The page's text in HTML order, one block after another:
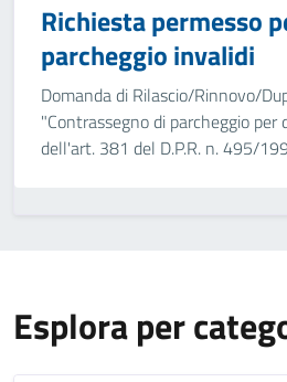
Richiesta permesso
parcheggio invalidi
Domanda di Rilascio/Rinnovo/
"Contrassegno di parcheggio per
dell'art. 381 del D.P.R. n. 495/
Esplora per